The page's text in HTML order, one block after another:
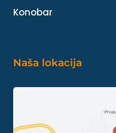
Konobar
Naša lokacija